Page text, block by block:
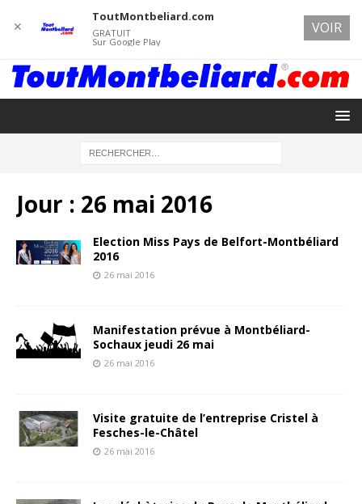
Jour : 26 mai 2016
Election Miss Pays de Belfort-Montbéliard
2016
26 mai 2016
Manifestation prévue à Montbéliard-
Sochaux jeudi 26 mai
26 mai 2016
Visite gratuite de l’entreprise Cristel à
Fesches-le-Châtel
26 mai 2016
✕
ToutMontbeliard.com
GRATUIT
Sur Google Play
VOIR